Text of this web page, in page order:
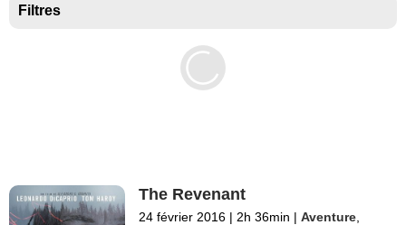
Filtres
The Revenant
24 février 2016 | 2h 36min | Aventure